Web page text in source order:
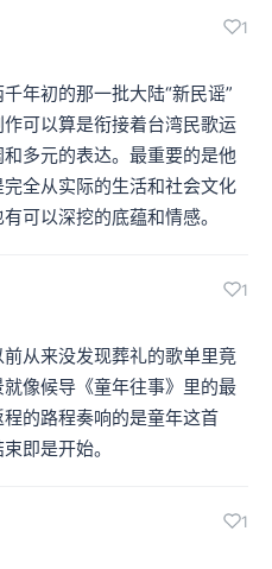
1
年初的那一批大陆“新民谣”
可以算是衔接着台湾民歌运
多元的表达。最重要的是他
全从实际的生活和社会文化
可以深挖的底蕴和情感。
1
从来没发现葬礼的歌单里竟
像候导《童年往事》里的最
的路程奏响的是童年这首
即是开始。
1